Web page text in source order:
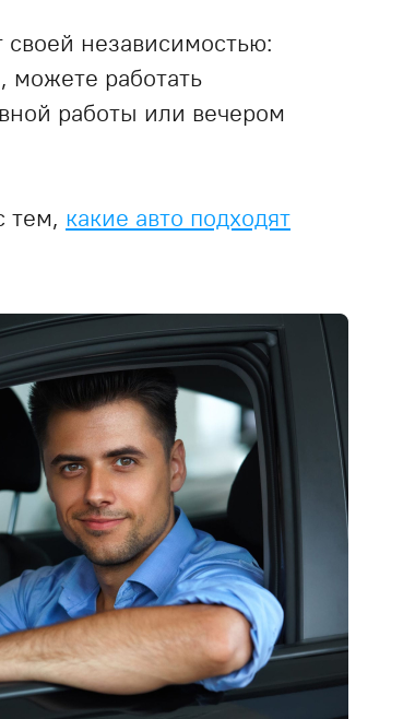
независимостью:
можете работать
работы или вечером
тем, какие авто подходят